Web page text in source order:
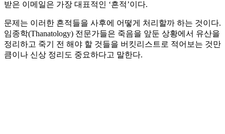
받은 이메일은 가장 대표적인 ‘흔적’이다.
문제는 이러한 흔적들을 사후에 어떻게 처리할까 하는 것이다.
임종학(Thanatology) 전문가들은 죽음을 앞둔 상황에서 유산을
정리하고 죽기 전 해야 할 것들을 버킷리스트로 적어보는 것만
큼이나 신상 정리도 중요하다고 말한다.